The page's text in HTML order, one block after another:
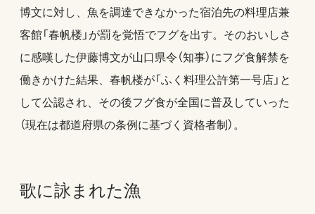
博文に対し、魚を調達できなかった宿泊先の料理店兼
客館「春帆楼」が罰を覚悟でフグを出す。そのおいしさ
に感嘆した伊藤博文が山口県令（知事）にフグ食解禁を
働きかけた結果、春帆楼が「ふく料理公許第一号店」と
して公認され、その後フグ食が全国に普及していった
（現在は都道府県の条例に基づく資格者制）。
歌に詠まれた漁